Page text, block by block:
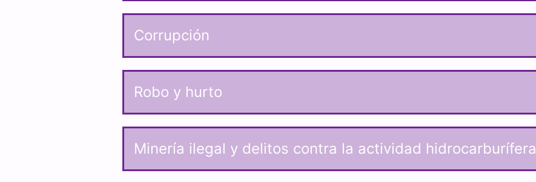
Corrupción
Robo y hurto
Minería ilegal y delitos contra la actividad hidrocarburífera